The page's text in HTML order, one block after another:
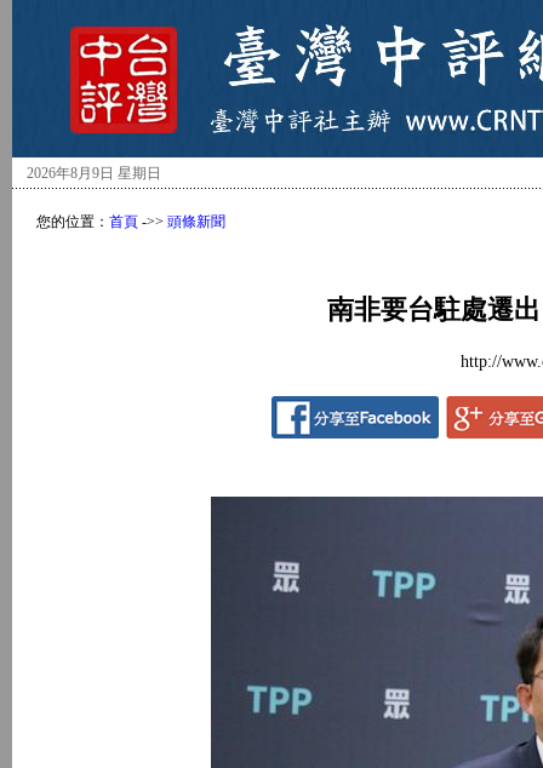
2026年8月9日 星期日
您的位置： 首頁 ->> 頭條新聞
南非要台駐處遷
http://